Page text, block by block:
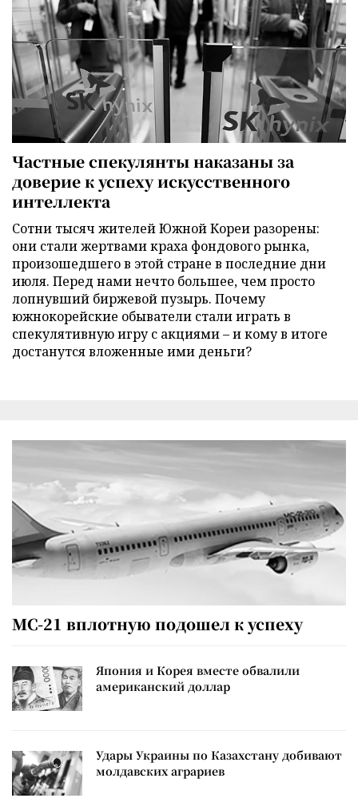
Частные спекулянты наказаны за
доверие к успеху искусственного
интеллекта
Сотни тысяч жителей Южной Кореи разорены:
они стали жертвами краха фондового рынка,
произошедшего в этой стране в последние дни
июля. Перед нами нечто большее, чем просто
лопнувший биржевой пузырь. Почему
южнокорейские обыватели стали играть в
спекулятивную игру с акциями – и кому в итоге
достанутся вложенные ими деньги?
МС-21 вплотную подошел к успеху
Япония и Корея вместе обвалили
американский доллар
Удары Украины по Казахстану добивают
молдавских аграриев